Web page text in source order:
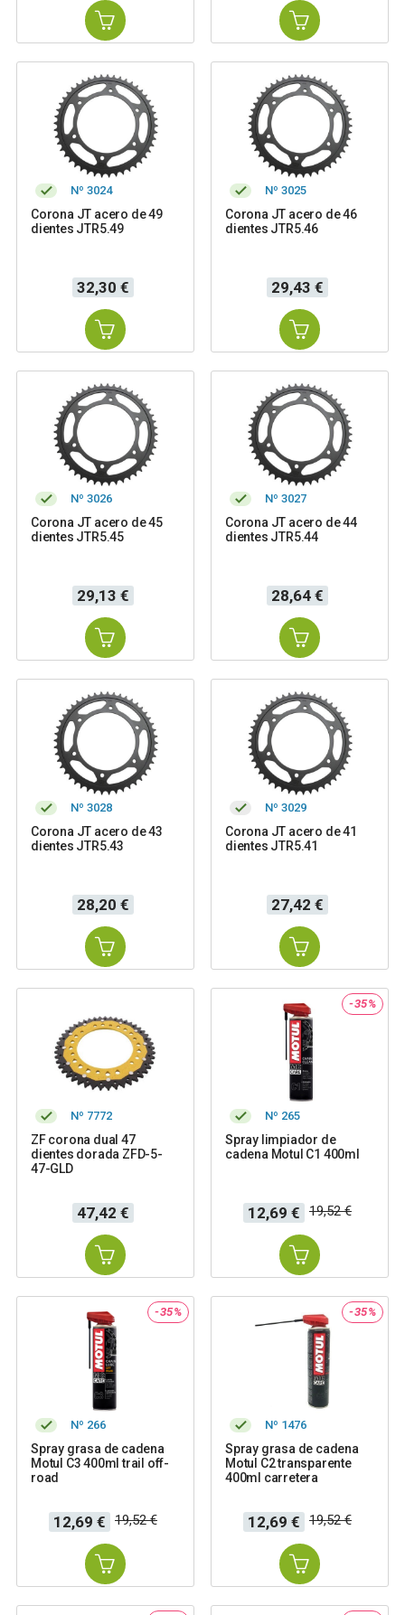
Nº 3024
Corona JT acero de 49
dientes JTR5.49
Precio
32,30 €
Nº 3025
Corona JT acero de 46
dientes JTR5.46
Precio
29,43 €
Nº 3026
Corona JT acero de 45
dientes JTR5.45
Precio
29,13 €
Nº 3027
Corona JT acero de 44
dientes JTR5.44
Precio
28,64 €
Nº 3028
Corona JT acero de 43
dientes JTR5.43
Precio
28,20 €
Nº 3029
Corona JT acero de 41
dientes JTR5.41
Precio
27,42 €
Nº 7772
ZF corona dual 47
dientes dorada ZFD-5-
47-GLD
Precio
47,42 €
-35%
Nº 265
Spray limpiador de
cadena Motul C1 400ml
Precio
12,69 €
Precio
base
19,52 €
-35%
Nº 266
Spray grasa de cadena
Motul C3 400ml trail off-
road
Precio
12,69 €
Precio
base
19,52 €
-35%
Nº 1476
Spray grasa de cadena
Motul C2 transparente
400ml carretera
Precio
12,69 €
Precio
base
19,52 €